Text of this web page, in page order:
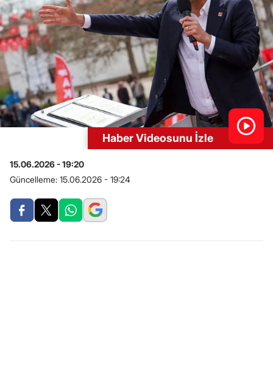
Haber Videosunu İzle
15.06.2026 - 19:20
Güncelleme: 15.06.2026 - 19:24